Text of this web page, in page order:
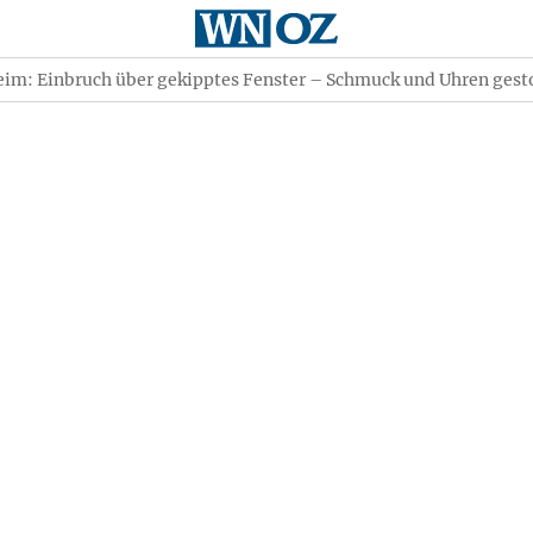
Einbruch über gekipptes Fenster – Schmuck und Uhren